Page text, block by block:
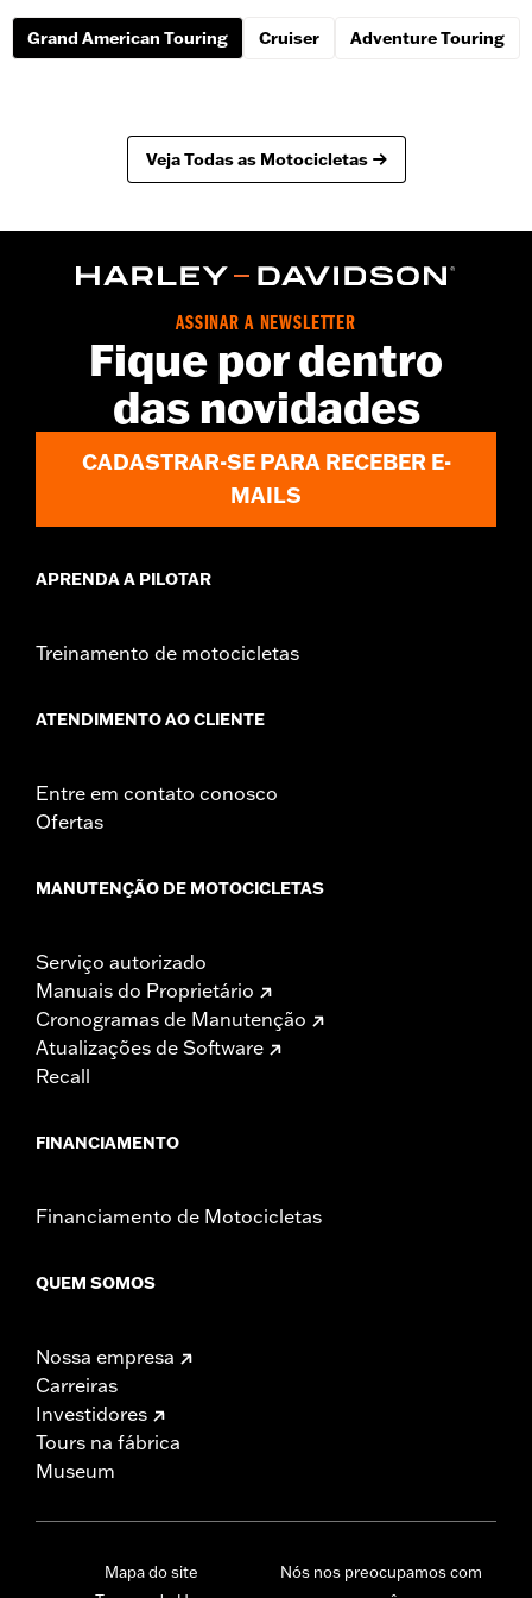
Grand American Touring Cruiser Adventure Touring
Veja Todas as Motocicletas
ASSINAR A NEWSLETTER
Fique por dentro
das novidades
CADASTRAR-SE PARA RECEBER E-
MAILS
APRENDA A PILOTAR
Treinamento de motocicletas
ATENDIMENTO AO CLIENTE
Entre em contato conosco
Ofertas
MANUTENÇÃO DE MOTOCICLETAS
Serviço autorizado
Manuais do Proprietário
Cronogramas de Manutenção
Atualizações de Software
Recall
FINANCIAMENTO
Financiamento de Motocicletas
QUEM SOMOS
Nossa empresa
Carreiras
Investidores
Tours na fábrica
Museum
Mapa do site
Nós nos preocupamos com